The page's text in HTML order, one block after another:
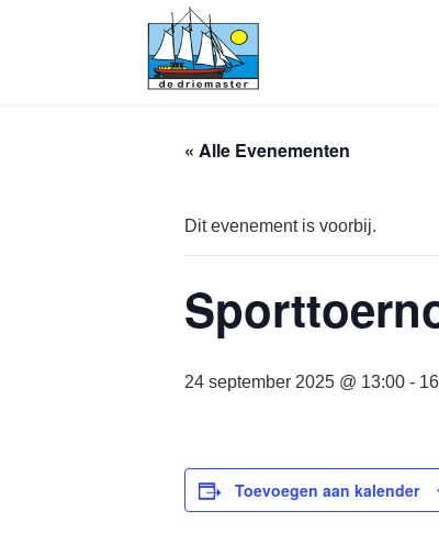
« Alle Evenementen
Dit evenement is voorbij.
24 september 2025 @ 13:00 -
Toevoegen aan kalender